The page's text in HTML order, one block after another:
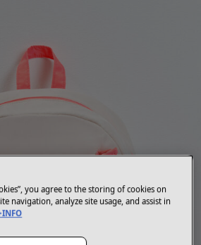
you agree to the storing of cookies on
navigation, analyze site usage, and assist in